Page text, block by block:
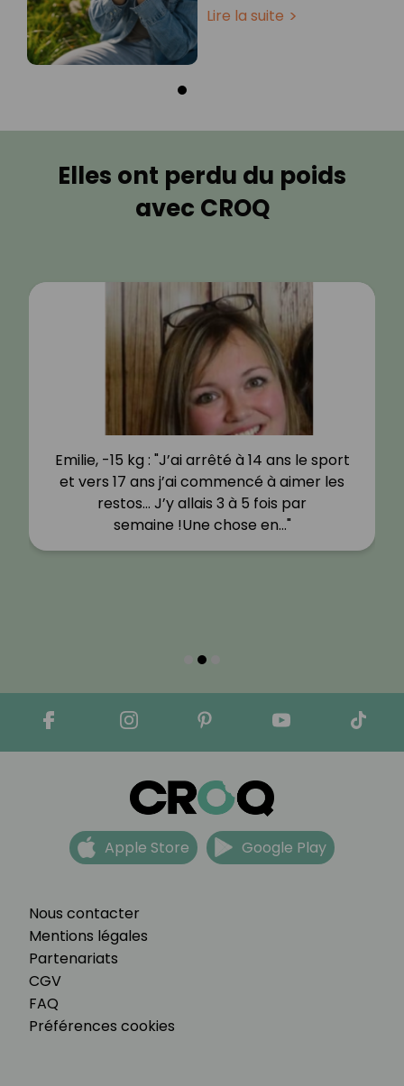
Lire la suite
Elles ont perdu du poids
avec CROQ
Emilie, -15 kg : "J’ai arrêté à 14 ans le sport
et vers 17 ans j’ai commencé à aimer les
restos… J’y allais 3 à 5 fois par
semaine !Une chose en…"
Nous contacter
Mentions légales
Partenariats
CGV
FAQ
Préférences cookies
Apple Store Google Play